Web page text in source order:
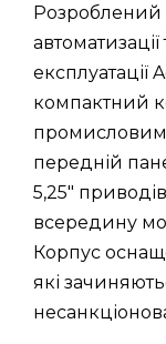
Розроблений
експлуатації
компактний
передній
5,25"
всередину
Корпус
які